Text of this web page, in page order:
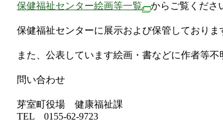
保健福祉センター絵画等一覧 からご覧くださ
保健福祉センターに展示および保管しており
また、公表しています絵画・書などに作者等
問い合わせ
芽室町役場 健康福祉課
TEL 0155-62-9723